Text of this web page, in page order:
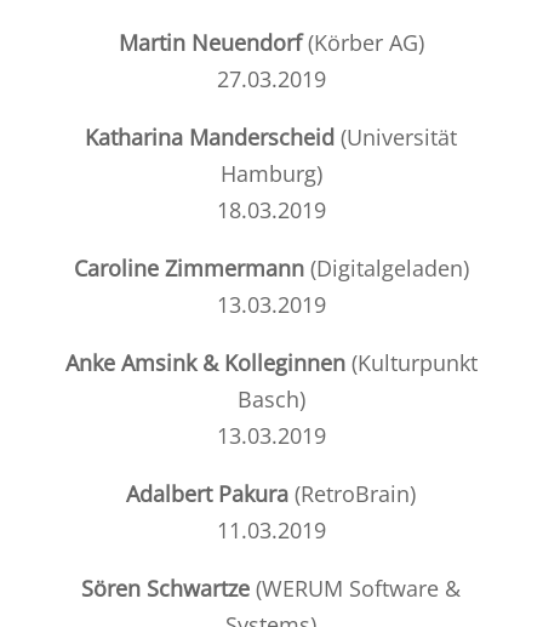
Martin Neuendorf(Körber AG)
27.03.2019
Katharina Manderscheid (Universität
Hamburg)
18.03.2019
Caroline Zimmermann(Digitalgeladen)
13.03.2019
Anke Amsink & Kolleginnen(Kulturpunkt
Basch)
13.03.2019
Adalbert Pakura(RetroBrain)
11.03.2019
Sören Schwartze (WERUM Software &